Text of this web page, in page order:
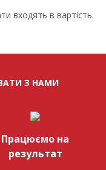
входять в вартість.
З НАМИ
Працюємо на
результат